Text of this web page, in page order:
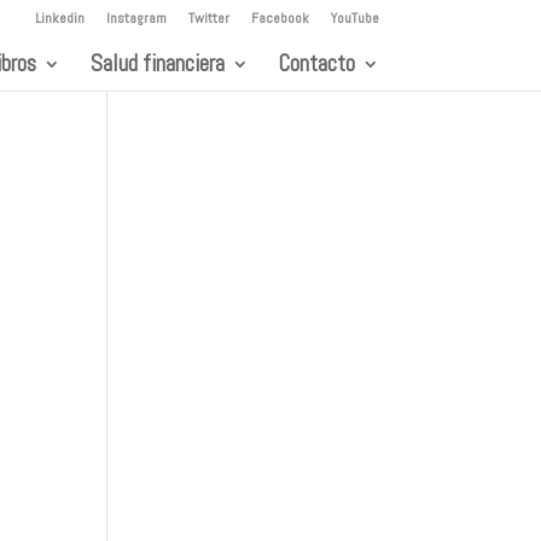
Linkedin Instagram Twitter Facebook YouTube
Salud financiera Contacto